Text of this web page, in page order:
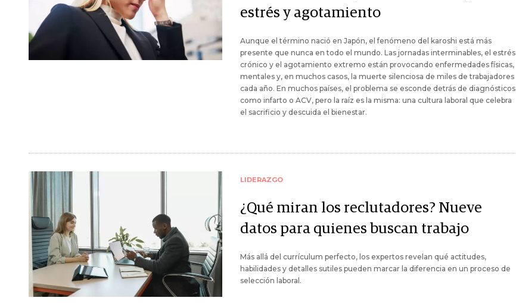
estrés y agotamiento
Aunque el término nació en Japón, el fenómeno del karoshi está más
presente que nunca en todo el mundo. Las jornadas interminables, el estrés
crónico y el agotamiento extremo están provocando enfermedades físicas,
mentales y, en muchos casos, la muerte silenciosa de miles de trabajadores
cada año. En muchos países, el problema se esconde detrás de diagnósticos
como infarto o ACV, pero la raíz es la misma: una cultura laboral que celebra
el sacrificio y descuida el bienestar.
LIDERAZGO
¿Qué miran los reclutadores? Nueve
datos para quienes buscan trabajo
Más allá del currículum perfecto, los expertos revelan qué actitudes,
habilidades y detalles sutiles pueden marcar la diferencia en un proceso de
selección laboral.